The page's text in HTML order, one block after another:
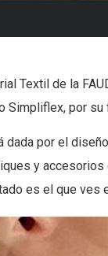
Textil de la
Simpliflex, por
por el
y
es el que ves